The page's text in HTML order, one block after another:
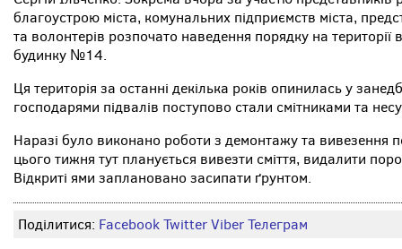
благоустрою міста, комунальних підприємств міста,
та волонтерів розпочато наведення порядку на
будинку №14.
Ця територія за останні декілька років опинилась у
господарями підвалів поступово стали смітниками та
Наразі було виконано роботи з демонтажу та вивезення
цього тижня тут планується вивезти сміття, видалити
Відкриті ями заплановано засипати ґрунтом.
Поділитися: FacebookTwitterViberТелеграм